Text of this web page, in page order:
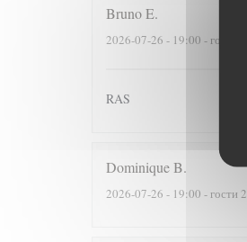
BrunoE
2026-07-26 - 19:00 - гости 4
RAS
DominiqueB
2026-07-26 - 19:00 - гости 2